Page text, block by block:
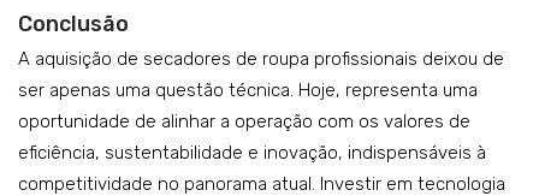
Conclusão
A aquisição de secadores de roupa profissionais deixou de
ser apenas uma questão técnica. Hoje, representa uma
oportunidade de alinhar a operação com os valores de
eficiência, sustentabilidade e inovação, indispensáveis à
competitividade no panorama atual. Investir em tecnologia